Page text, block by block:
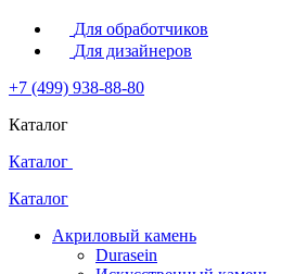
Для обработчиков
Для дизайнеров
+7 (499) 938-88-80
Каталог
Каталог
Каталог
Акриловый камень
Durasein